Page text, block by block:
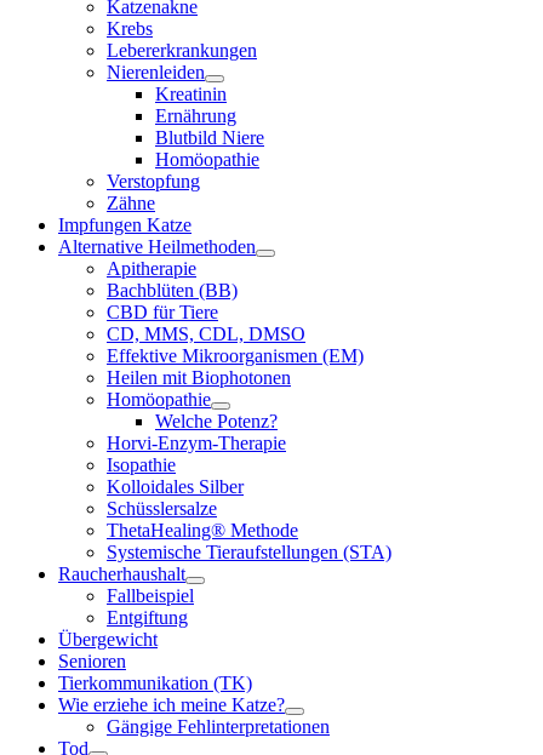
Katzenakne
Krebs
Lebererkrankungen
Nierenleiden
Kreatinin
Ernährung
Blutbild Niere
Homöopathie
Verstopfung
Zähne
Impfungen Katze
Alternative Heilmethoden
Apitherapie
Bachblüten (BB)
CBD für Tiere
CD, MMS, CDL, DMSO
Effektive Mikroorganismen (EM)
Heilen mit Biophotonen
Homöopathie
Welche Potenz?
Horvi-Enzym-Therapie
Isopathie
Kolloidales Silber
Schüsslersalze
ThetaHealing® Methode
Systemische Tieraufstellungen (STA)
Raucherhaushalt
Fallbeispiel
Entgiftung
Übergewicht
Senioren
Tierkommunikation (TK)
Wie erziehe ich meine Katze?
Gängige Fehlinterpretationen
Tod